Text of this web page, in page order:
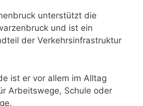
unterstützt die
und ist ein
der Verkehrsinfrastruktur
ist er vor allem im Alltag
Arbeitswege, Schule oder